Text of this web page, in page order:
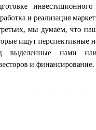
и реализация
мы думаем, что
ищут перспективные
выделенные нами
и финансирование.